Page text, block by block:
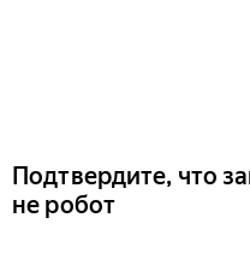
Подтвердите, что
не робот